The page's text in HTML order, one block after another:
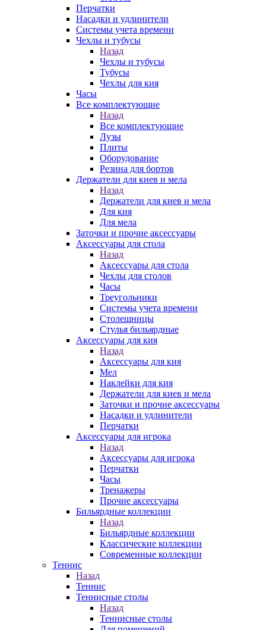
Перчатки
Насадки и удлинители
Системы учета времени
Чехлы и тубусы
Назад
Чехлы и тубусы
Тубусы
Чехлы для кия
Часы
Все комплектующие
Назад
Все комплектующие
Лузы
Плиты
Оборудование
Резина для бортов
Держатели для киев и мела
Назад
Держатели для киев и мела
Для кия
Для мела
Заточки и прочие аксессуары
Аксессуары для стола
Назад
Аксессуары для стола
Чехлы для столов
Часы
Треугольники
Системы учета времени
Столешницы
Стулья бильярдные
Аксессуары для кия
Назад
Аксессуары для кия
Мел
Наклейки для кия
Держатели для киев и мела
Заточки и прочие аксессуары
Насадки и удлинители
Перчатки
Аксессуары для игрока
Назад
Аксессуары для игрока
Перчатки
Часы
Тренажеры
Прочие аксессуары
Бильярдные коллекции
Назад
Бильярдные коллекции
Классические коллекции
Современные коллекции
Теннис
Назад
Теннис
Теннисные столы
Назад
Теннисные столы